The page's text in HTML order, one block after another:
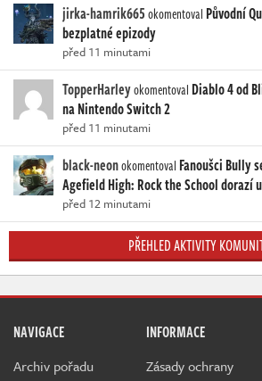
jirka-hamrik665okomentoval Původní
bezplatné epizody
před 11 minutami
TopperHarleyokomentoval Diablo 4 od
na Nintendo Switch 2
před 11 minutami
black-neonokomentoval Fanoušci Bully
Agefield High: Rock the School dorazí
před 12 minutami
PŘEHLED AKTIVITY
NAVIGACE
Archiv pořadu
INFORMACE
Zásady ochrany